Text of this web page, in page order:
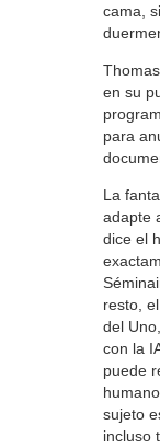
cama,
en su
para
La
adapte
dice el
resto,
del
con la
puede
sujeto
incluso